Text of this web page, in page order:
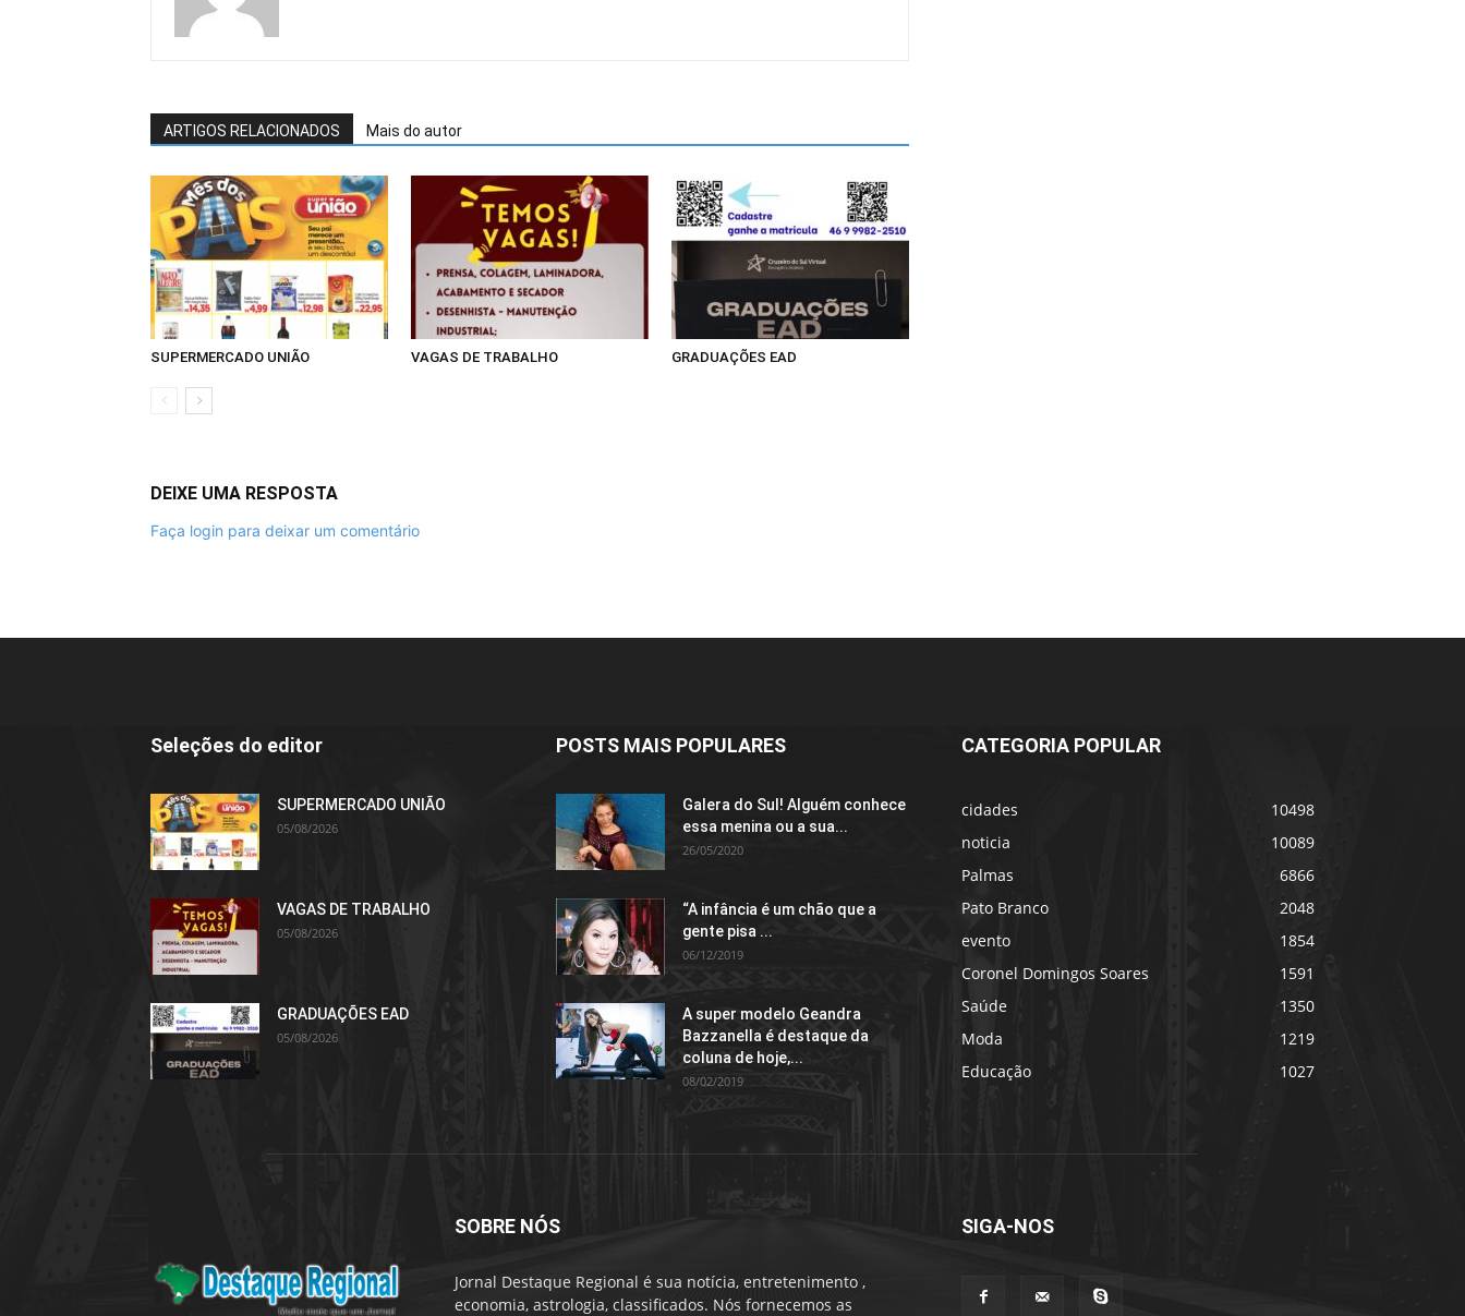
ARTIGOS RELACIONADOS Mais do autor
SUPERMERCADO UNIÃO VAGAS DE TRABALHO GRADUAÇÕES EAD
DEIXE UMA RESPOSTA
Faça login para deixar um comentário
Seleções do editor
SUPERMERCADO UNIÃO
05/08/2026
VAGAS DE TRABALHO
05/08/2026
GRADUAÇÕES EAD
05/08/2026
POSTS MAIS POPULARES
Galera do Sul! Alguém conhece
essa menina ou a sua...
26/05/2020
“A infância é um chão que a
gente pisa ...
06/12/2019
A super modelo Geandra
Bazzanella é destaque da
coluna de hoje,...
08/02/2019
CATEGORIA POPULAR
cidades
10498
noticia
10089
Palmas
6866
Pato Branco
2048
evento
1854
Coronel Domingos Soares
1591
Saúde
1350
Moda
1219
Educação
1027
SOBRE NÓS
Jornal Destaque Regional é sua notícia, entretenimento ,
economia, astrologia, classificados. Nós fornecemos as
SIGA-NOS